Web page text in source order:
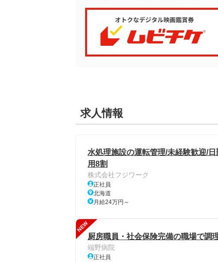
求人情報
水処理施設の運転管理/未経験歓迎/
用8割
株式会社フジワーク
正社員
北海道
月給24万円～
NEW
厨房職員・社会保険完備の職場で調
端野病院
正社員